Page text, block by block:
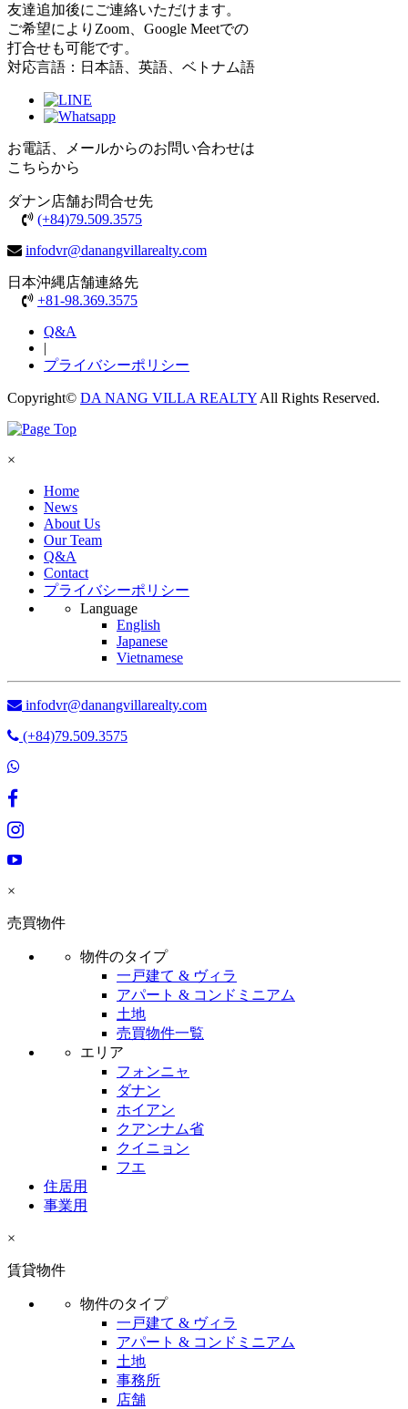
友達追加後にご連絡いただけます。
ご希望によりZoom、Google Meetでの
打合せも可能です。
対応言語： 日本語、英語、ベトナム語
お電話、メールからのお問い合わせは
こちらから
ダナン店舗お問合せ先
(+84)79.509.3575
infodvr@danangvillarealty.com
日本沖縄店舗連絡先
+81-98.369.3575
Q&A
|
プライバシーポリシー
Copyright© DA NANG VILLA REALTY All Rights Reserved.
×
Home
News
About Us
Our Team
Q&A
Contact
プライバシーポリシー
Language
English
Japanese
Vietnamese
infodvr@danangvillarealty.com
(+84)79.509.3575
×
売買物件
物件のタイプ
一戸建て & ヴィラ
アパート & コンドミニアム
土地
売買物件一覧
エリア
フォンニャ
ダナン
ホイアン
クアンナム省
クイニョン
フエ
住居用
事業用
×
賃貸物件
物件のタイプ
一戸建て & ヴィラ
アパート & コンドミニアム
土地
事務所
店舗